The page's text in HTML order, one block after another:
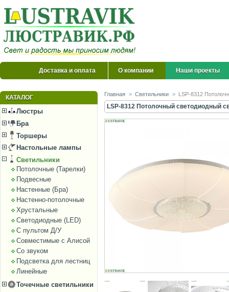
Доставка и оплата О компании Наши проекты
КАТАЛОГ
Люстры
Бра
Торшеры
Настольные лампы
Светильники
Потолочные (Тарелки)
Подвесные
Настенные (Бра)
Настенно-потолочные
Хрустальные
Светодиодные (LED)
С пультом Д/У
Совместимые с Алисой
Со звуком
Подсветка для лестниц
Линейные
Точечные светильники
Главная > Светильники > LSP-8312
LSP-8312 Потолочный светодиодный